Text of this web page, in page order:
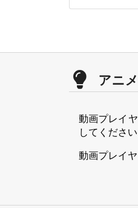
アニ
動画プレイ
してください
動画プレイ